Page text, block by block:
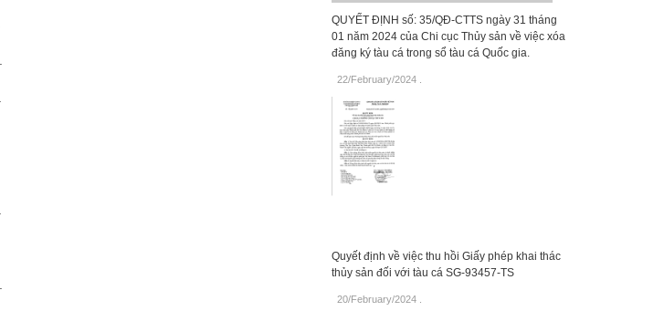
QUYẾT ĐỊNH số: 35/QĐ-CTTS ngày 31 tháng
01 năm 2024 của Chi cục Thủy sản về việc xóa
đăng ký tàu cá trong sổ tàu cá Quốc gia.
22/February/2024.
Quyết định về việc thu hồi Giấy phép khai thác
thủy sản đối với tàu cá SG-93457-TS
20/February/2024.